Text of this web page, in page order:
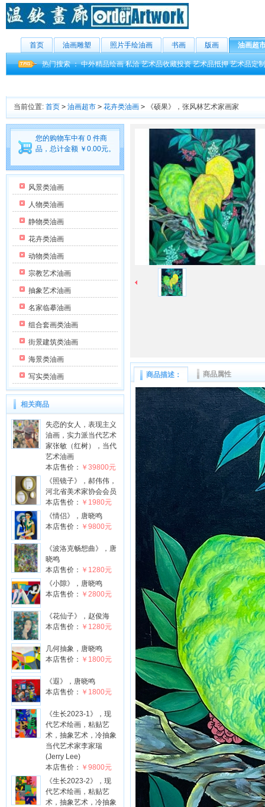
首页 油画雕塑 照片手绘油画 书画 版画 油画超
热门搜索 ：中外精品绘画 私洽 艺术品收藏投资 艺术品抵押 艺术品定制
当前位置: 首页 > 油画超市 > 花卉类油画 > 《硕果》，张风林艺术家画家
您的购物车中有 0 件商
品，总计金额 ￥0.00元。
风景类油画
人物类油画
静物类油画
花卉类油画
动物类油画
宗教艺术油画
抽象艺术油画
名家临摹油画
组合套画类油画
街景建筑类油画
海景类油画
写实类油画
相关商品
失恋的女人，表现主义
油画，实力派当代艺术
家张敏（红树），当代
艺术油画
本店售价： ￥39800元
《照镜子》，郝伟伟，
河北省美术家协会会员
本店售价： ￥1980元
《情侣》，唐晓鸣
本店售价： ￥9800元
《波洛克畅想曲》，唐
晓鸣
本店售价： ￥1280元
《小隙》，唐晓鸣
本店售价： ￥2800元
《花仙子》，赵俊海
本店售价： ￥1280元
几何抽象，唐晓鸣
本店售价： ￥1800元
《遐》，唐晓鸣
本店售价： ￥1800元
《生长2023-1》，现
代艺术绘画，粘贴艺
术，抽象艺术，冷抽象
当代艺术家李家瑞
(Jerry Lee)
本店售价： ￥9800元
《生长2023-2》，现
代艺术绘画，粘贴艺
术，抽象艺术，冷抽象
商品描述： 商品属性